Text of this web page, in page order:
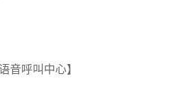
音呼叫中心】